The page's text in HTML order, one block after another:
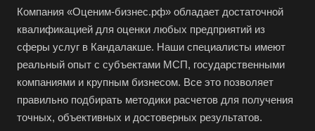
Компания «Оценим-бизнес.рф» обладает достаточной
квалификацией для оценки любых предприятий из
сферы услуг в Кандалакше. Наши специалисты имеют
реальный опыт с субъектами МСП, государственными
компаниями и крупным бизнесом. Все это позволяет
правильно подбирать методики расчетов для получения
точных, объективных и достоверных результатов.